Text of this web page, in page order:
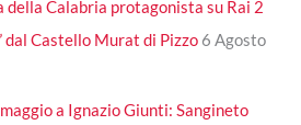
della Calabria protagonista su Rai 2
dal Castello Murat di Pizzo 6 Agosto
a Ignazio Giunti: Sangineto